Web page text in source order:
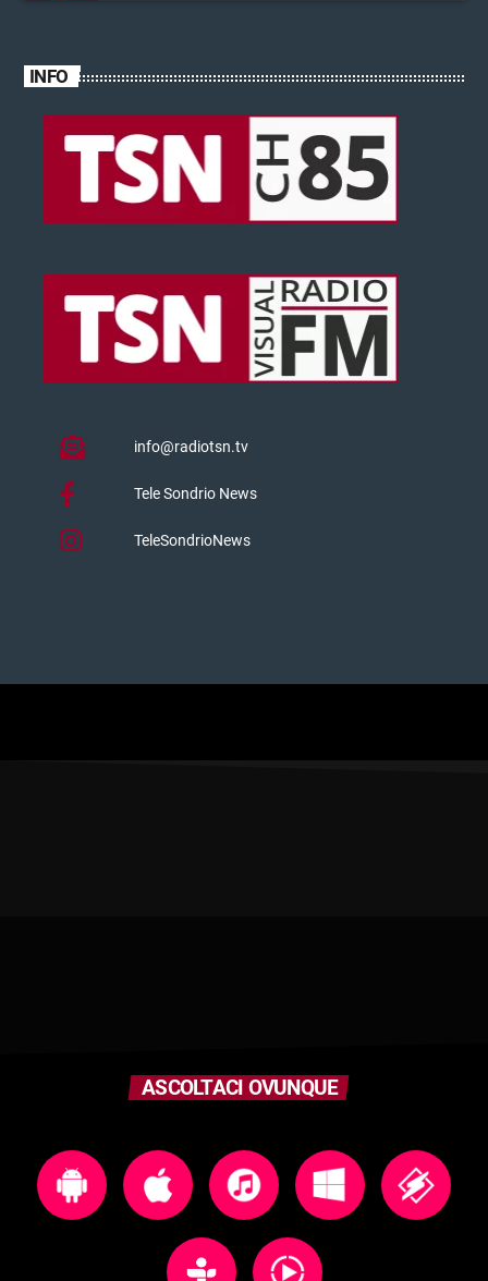
INFO
info@radiotsn.tv
Tele Sondrio News
TeleSondrioNews
ASCOLTACI OVUNQUE